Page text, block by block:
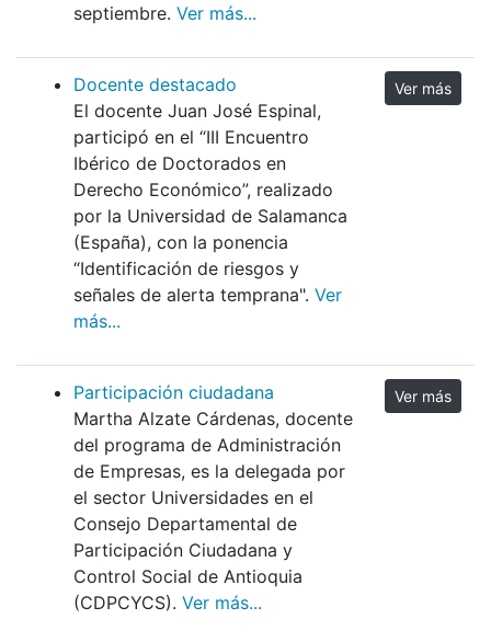
septiembre. Ver más...
Docente destacado
El docente Juan José Espinal,
participó en el “III Encuentro
Ibérico de Doctorados en
Derecho Económico”, realizado
por la Universidad de Salamanca
(España), con la ponencia
“Identificación de riesgos y
señales de alerta temprana". Ver
más...
Ver más
Participación ciudadana
Martha Alzate Cárdenas, docente
del programa de Administración
de Empresas, es la delegada por
el sector Universidades en el
Consejo Departamental de
Participación Ciudadana y
Control Social de Antioquia
(CDPCYCS). Ver más...
Ver más